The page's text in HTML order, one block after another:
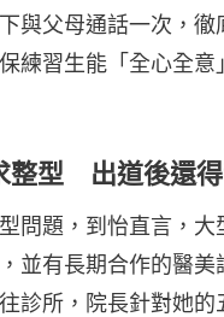
與父母通話一次，徹
練習生能「全心全意
整型 出道後還
問題，到怡直言，大
並有長期合作的醫美
診所，院長針對她的